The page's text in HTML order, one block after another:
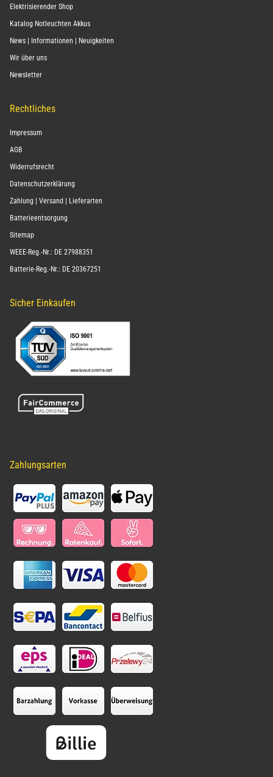
Elektrisierender Shop
Katalog Notleuchten Akkus
News | Informationen | Neuigkeiten
Wir über uns
Newsletter
Rechtliches
Impressum
AGB
Widerrufsrecht
Datenschutzerklärung
Zahlung | Versand | Lieferarten
Batterieentsorgung
Sitemap
WEEE-Reg.-Nr.: DE 27988351
Batterie-Reg.-Nr.: DE 20367251
Sicher Einkaufen
Zahlungsarten